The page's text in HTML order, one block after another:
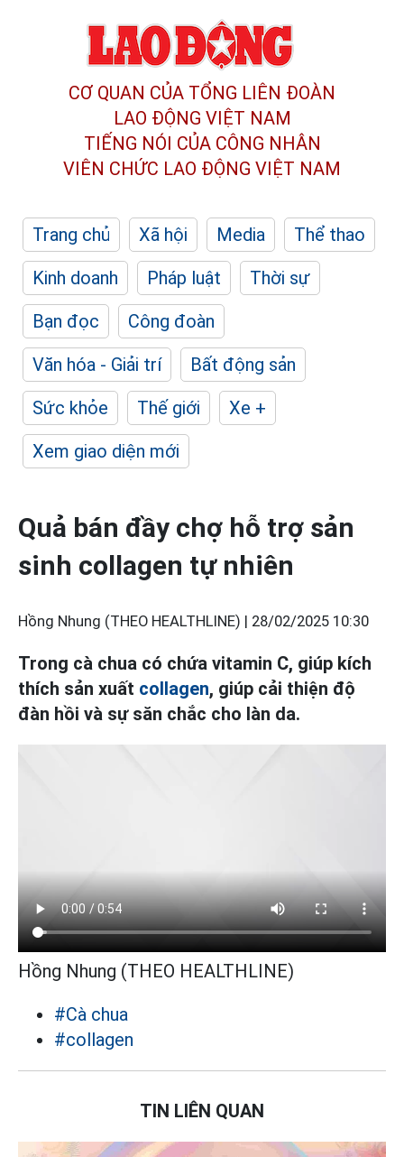
CƠ QUAN CỦA TỔNG LIÊN ĐOÀN
LAO ĐỘNG VIỆT NAM
TIẾNG NÓI CỦA CÔNG NHÂN
VIÊN CHỨC LAO ĐỘNG VIỆT NAM
Trang chủ Xã hội Media
Thể thao
Kinh doanh
Pháp luật
Thời sự
Bạn đọc
Công đoàn
Văn hóa - Giải trí
Bất động sản
Sức khỏe
Thế giới
Xe +
Xem giao diện mới
Quả bán đầy chợ hỗ trợ sản
sinh collagen tự nhiên
Hồng Nhung (THEO HEALTHLINE) | 28/02/2025 10:30
Trong cà chua có chứa vitamin C, giúp kích
thích sản xuất collagen, giúp cải thiện độ
đàn hồi và sự săn chắc cho làn da.
Hồng Nhung (THEO HEALTHLINE)
#Cà chua
#collagen
TIN LIÊN QUAN